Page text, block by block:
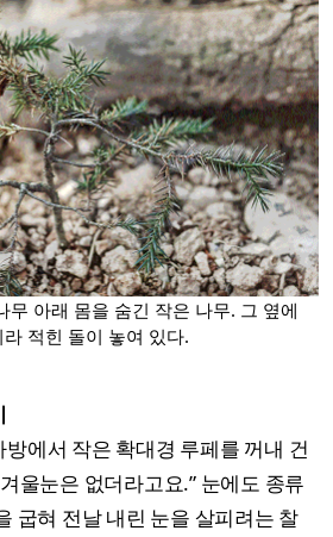
무 아래 몸을 숨긴 작은 나무. 그 옆에
라 적힌 돌이 놓여 있다.
에서 작은 확대경 루페를 꺼내 건
울눈은 없더라고요.” 눈에도 종류
굽혀 전날 내린 눈을 살피려는 찰